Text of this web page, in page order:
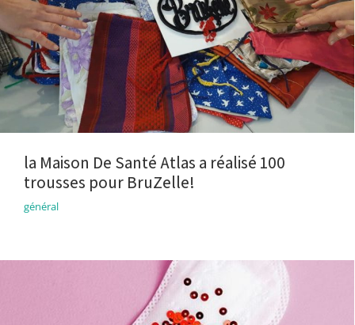
la Maison De Santé Atlas a réalisé 100
trousses pour BruZelle!
général